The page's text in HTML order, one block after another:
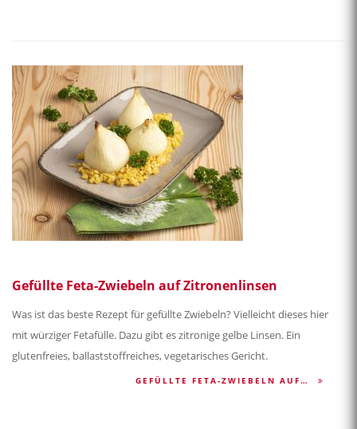
Gefüllte Feta-Zwiebeln auf Zitronenlinsen
Was ist das beste Rezept für gefüllte Zwiebeln? Vielleicht dieses hier
mit würziger Fetafülle. Dazu gibt es zitronige gelbe Linsen. Ein
glutenfreies, ballaststoffreiches, vegetarisches Gericht.
GEFÜLLTE FETA-ZWIEBELN AUF…